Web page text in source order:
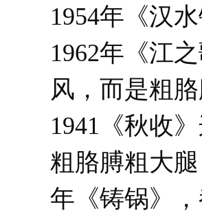
1954年《汉
1962年《江
风，而是粗
1941《秋收
粗胳膊粗大
年《铸锅》